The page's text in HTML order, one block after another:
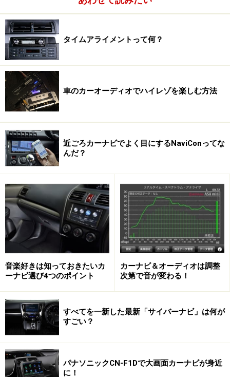
じの鈍い音がして響かない。これが、バッフルの固有の
音を出さないという事であり、それがスピーカーが発生
した音だけを再生できるということにつながるわけだ。
また、ドアの鉄板は弱いので、スピーカーの振動がフレ
ームを通じて鉄板に伝わり、共振を起こしたり、逆に共
りというケースもあるわけだが、比重が重く固有の共振
よって、それを防ぐことができる。
次ページ はドア内の施工
※記事内容は執筆時点のものです。最新の内容をご確認くださ
い。
タイムアライメントって何？
車のカーオーディオでハイレゾを楽しむ方法
近ごろカーナビでよく目にするNaviConってな
んだ？
音楽好きは知っておきたいカ
ーナビ選び4つのポイント
カーナビ＆オーディオは調整
次第で音が変わる！
すべてを一新した最新「サイバーナビ」は何が
すごい？
パナソニックCN-F1Dで大画面カーナビが身近
に！